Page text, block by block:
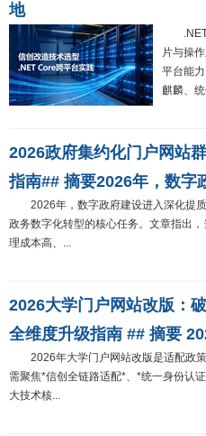
地
片与操
平台能
麒麟、
2026政府集约化门户网站
指南## 摘要2026年，数字
2026年，数字政府建设进入深化提
政务数字化转型的核心任务。文章指出
理成本高、...
2026大学门户网站改版：
全维度升级指南 ## 摘要
2026年大学门户网站改版是适配政
需聚焦*信创全链路适配*、*统一身份认
大技术核...